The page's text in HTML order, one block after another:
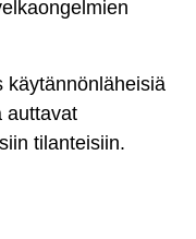
käytännönläheisiä
auttavat
tilanteisiin.